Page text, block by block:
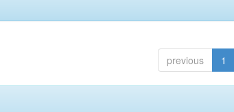
previous 1